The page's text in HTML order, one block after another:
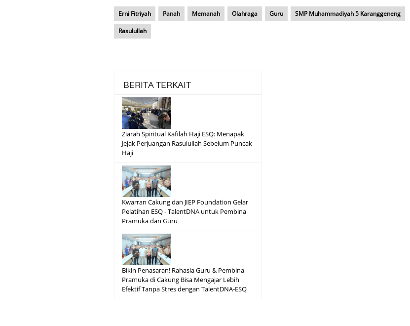
Erni Fitriyah Panah Memanah Olahraga Guru SMP Muhammadiyah 5 Karanggeneng
Rasulullah
BERITA TERKAIT
Ziarah Spiritual Kafilah Haji ESQ: Menapak
Jejak Perjuangan Rasulullah Sebelum Puncak
Haji
Kwarran Cakung dan JIEP Foundation Gelar
Pelatihan ESQ - TalentDNA untuk Pembina
Pramuka dan Guru
Bikin Penasaran! Rahasia Guru & Pembina
Pramuka di Cakung Bisa Mengajar Lebih
Efektif Tanpa Stres dengan TalentDNA-ESQ